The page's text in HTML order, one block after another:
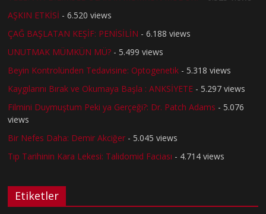
AŞKIN ETKİSİ - 6.520 views
ÇAĞ BAŞLATAN KEŞİF: PENİSİLİN - 6.188 views
UNUTMAK MÜMKÜN MÜ? - 5.499 views
Beyin Kontrolünden Tedavisine: Optogenetik - 5.318 views
Kaygılarını Bırak ve Okumaya Başla : ANKSİYETE - 5.297 views
Filmini Duymuştum Peki ya Gerçeği?: Dr. Patch Adams - 5.076
views
Bir Nefes Daha: Demir Akciğer - 5.045 views
Tıp Tarihinin Kara Lekesi: Talidomid Faciası - 4.714 views
Etiketler